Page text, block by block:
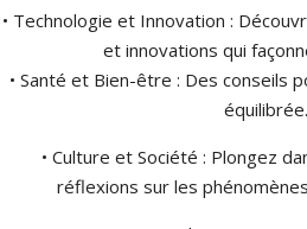
• Technologie et Innovation :
et innovations qui
• Santé et Bien-être : Des conseils
équilibrée.
• Culture et Société : Plongez
réflexions sur les